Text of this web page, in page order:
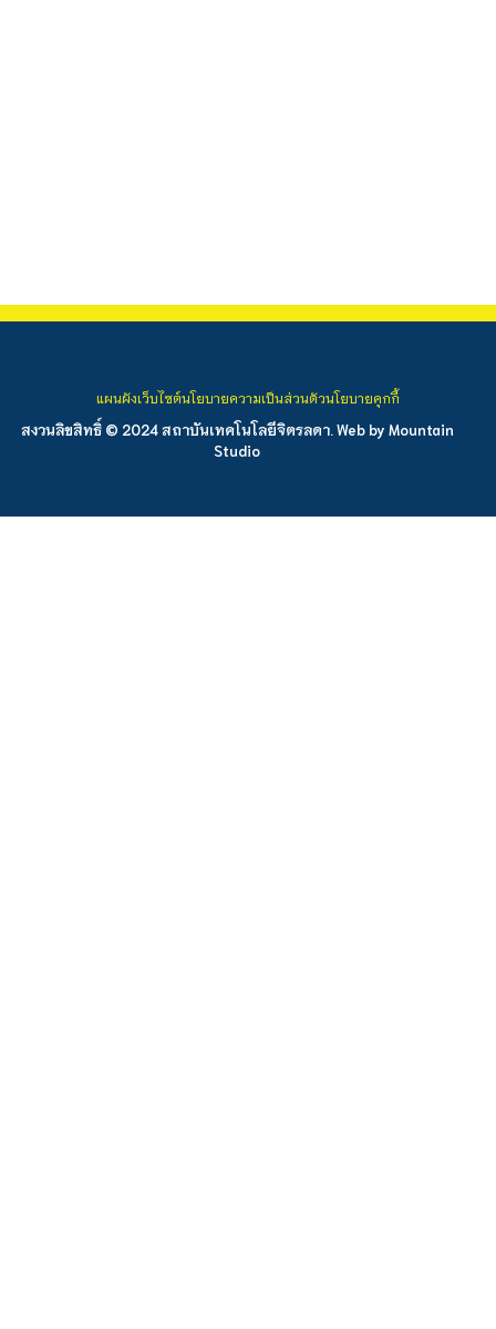
สงวนลิขสิทธิ์ © 2024 สถาบันเทคโนโลยีจิตรลดา. Web by Mountain
Studio
แผนผังเว็บไซต์นโยบายความเป็นส่วนตัวนโยบายคุกกี้